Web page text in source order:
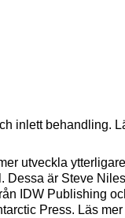
inlett behandling.
utveckla
Dessa är Steve
IDW Publishing
Press. Läs mer